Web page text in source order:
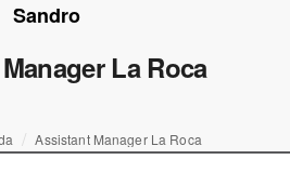
Sandro
La Roca
Assistant Manager La Roca